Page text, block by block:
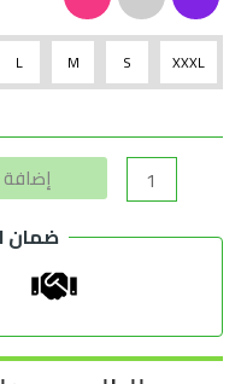
XXXL
S
M
L
إضافة
ضمان